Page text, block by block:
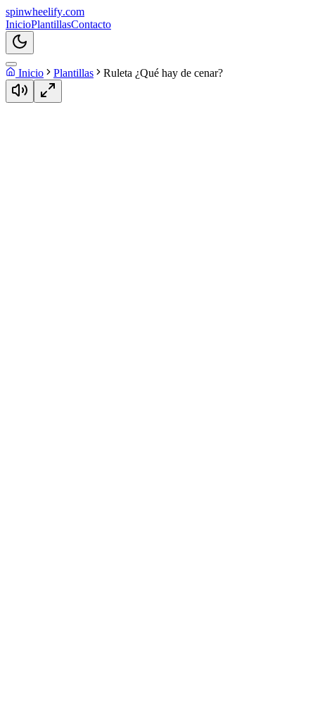
spinwheelify.com
InicioPlantillasContacto
Inicio Plantillas Ruleta ¿Qué hay de cenar?